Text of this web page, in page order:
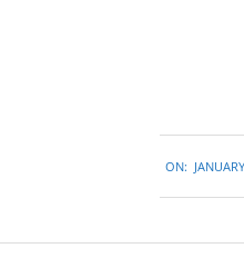
01-
06
ON: